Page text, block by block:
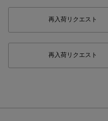
再入荷リクエスト
再入荷リクエスト